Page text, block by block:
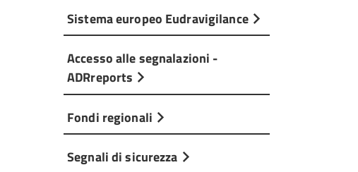
Sistema europeo Eudravigilance
Accesso alle segnalazioni -
ADRreports
Fondi regionali
Segnali di sicurezza